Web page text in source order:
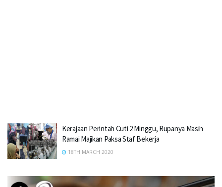
Kerajaan Perintah Cuti 2 Minggu, Rupanya Masih
Ramai Majikan Paksa Staf Bekerja
18TH MARCH 2020